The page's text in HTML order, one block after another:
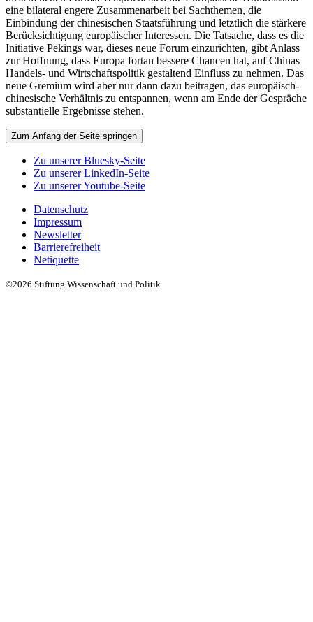
eine bilateral engere Zusammenarbeit bei Sachthemen, die
Einbindung der chinesischen Staatsführung und letztlich die stärkere
Berücksichtigung europäischer Interessen. Die Tatsache, dass es die
Initiative Pekings war, dieses neue Forum einzurichten, gibt Anlass
zur Hoffnung, dass Europa fortan bessere Chancen hat, auf Chinas
Handels- und Wirtschaftspolitik gestaltend Einfluss zu nehmen. Das
neue Gremium wird aber nur dann dazu beitragen, das europäisch-
chinesische Verhältnis zu entspannen, wenn am Ende der Gespräche
substantielle Ergebnisse stehen.
Zum Anfang der Seite springen
Zu unserer Bluesky-Seite
Zu unserer LinkedIn-Seite
Zu unserer Youtube-Seite
Datenschutz
Impressum
Newsletter
Barrierefreiheit
Netiquette
©2026 Stiftung Wissenschaft und Politik